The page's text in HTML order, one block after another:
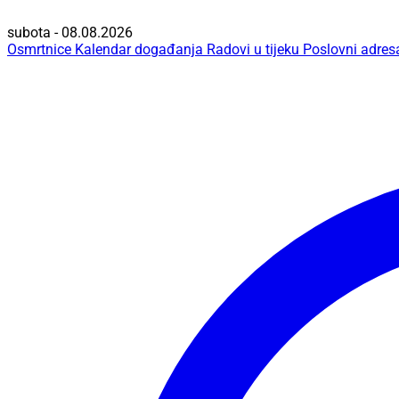
subota - 08.08.2026
Osmrtnice Kalendar događanja Radovi u tijeku Poslovni